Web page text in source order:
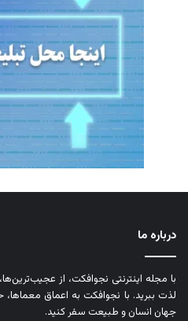
درباره ما
با مجله اینترنتی نجوافکت، از
لذت ببرید. با نجوافکت به اعماق
جهان انسان و طبیعت سفر کنید.